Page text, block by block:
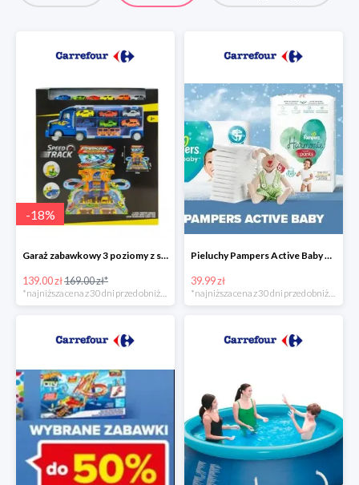
-18%
Garaż zabawkowy 3 poziomy z samochodzikami
139.00 zł169.00 zł*
*najniższa cena z 30 dni przed obniżką
Pieluchy Pampers Active Baby od 39,99 zł
39.99 zł
*najniższa cena z 30 dni przed obniżką